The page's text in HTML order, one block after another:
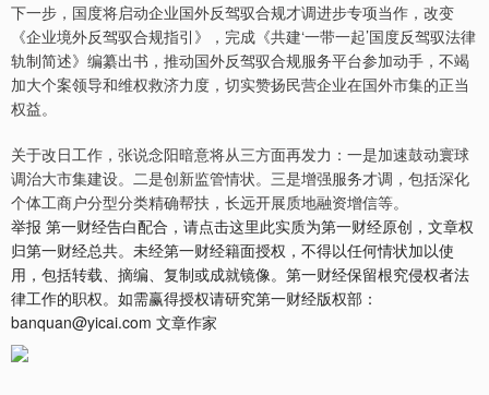
下一步，国度将启动企业国外反驾驭合规才调进步专项当作，改变
《企业境外反驾驭合规指引》，完成《共建‘一带一起’国度反驾驭法律
轨制简述》编纂出书，推动国外反驾驭合规服务平台参加动手，不竭
加大个案领导和维权救济力度，切实赞扬民营企业在国外市集的正当
权益。
关于改日工作，张说念阳暗意将从三方面再发力：一是加速鼓动寰球
调治大市集建设。二是创新监管情状。三是增强服务才调，包括深化
个体工商户分型分类精确帮扶，长远开展质地融资增信等。
举报 第一财经告白配合，请点击这里此实质为第一财经原创，文章权
归第一财经总共。未经第一财经籍面授权，不得以任何情状加以使
用，包括转载、摘编、复制或成就镜像。第一财经保留根究侵权者法
律工作的职权。如需赢得授权请研究第一财经版权部：
banquan@yicai.com 文章作家